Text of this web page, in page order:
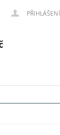
PŘIHLÁŠENÍ